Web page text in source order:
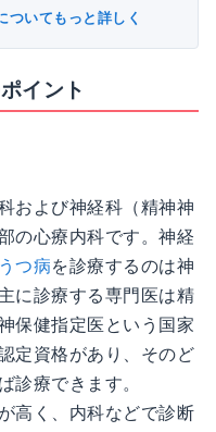
ついてもっと詳しく
イント
および神経科（精神神
の心療内科です。神経
うつ病を診療するのは神
に診療する専門医は精
保健指定医という国家
定資格があり、そのど
診療できます。
高く、内科などで診断